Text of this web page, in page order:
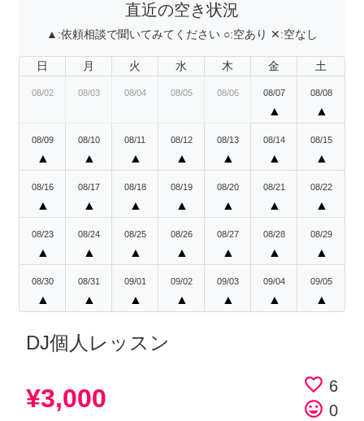
直近の空き状況
▲:依頼相談で聞いてみてください ○:空あり ✕:空なし
日 月 火 水 木 金 土
08/02 08/03 08/04 08/05 08/06 08/07
▲
08/08
▲
08/09
▲
08/10
▲
08/11
▲
08/12
▲
08/13
▲
08/14
▲
08/15
▲
08/16
▲
08/17
▲
08/18
▲
08/19
▲
08/20
▲
08/21
▲
08/22
▲
08/23
▲
08/24
▲
08/25
▲
08/26
▲
08/27
▲
08/28
▲
08/29
▲
08/30
▲
08/31
▲
09/01
▲
09/02
▲
09/03
▲
09/04
▲
09/05
▲
DJ個人レッスン
¥3,000 favorite_border 6
tag_faces 0